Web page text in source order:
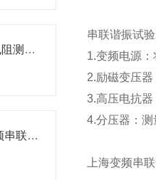
SXDW-5A大地网接地电阻测试仪操作使用方法
SXXZ-75KVA/75KV变频串联谐振耐压装置试验操作规程
串联谐振试
1.变频电源
2.励磁变压
3.高压电抗
4.分压器：
上海变频串